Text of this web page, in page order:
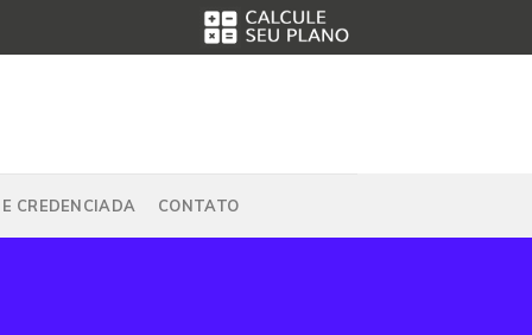
CREDENCIADA CONTATO